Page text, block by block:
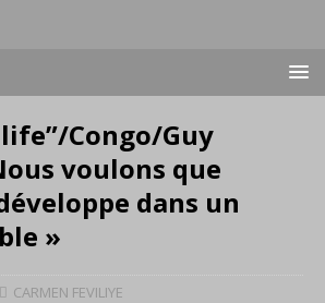
Congo/Guy
voulons que
dans un
»
CARMEN FEVILIYE